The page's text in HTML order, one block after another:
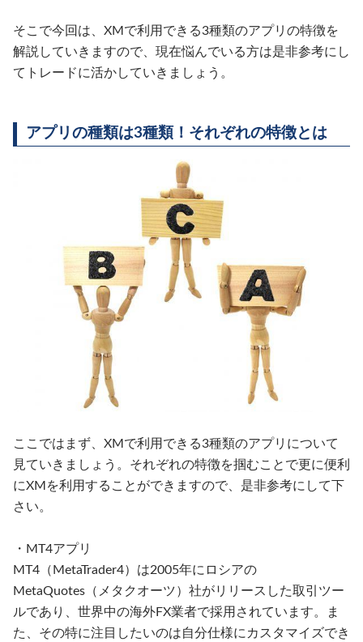
そこで今回は、XMで利用できる3種類のアプリの特徴を
解説していきますので、現在悩んでいる方は是非参考にし
てトレードに活かしていきましょう。
アプリの種類は3種類！それぞれの特徴とは
ここではまず、XMで利用できる3種類のアプリについて
見ていきましょう。それぞれの特徴を掴むことで更に便利
にXMを利用することができますので、是非参考にして下
さい。
・MT4アプリ
MT4（MetaTrader4）は2005年にロシアの
MetaQuotes（メタクオーツ）社がリリースした取引ツー
ルであり、世界中の海外FX業者で採用されています。ま
た、その特に注目したいのは自分仕様にカスタマイズでき